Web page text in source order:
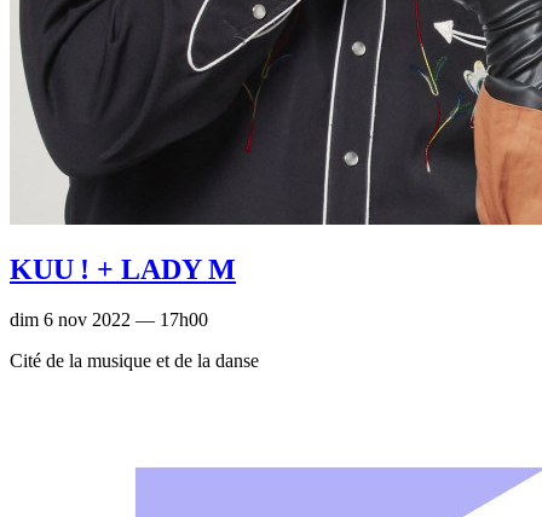
KUU ! + LADY M
dim 6 nov 2022 — 17h00
Cité de la musique et de la danse